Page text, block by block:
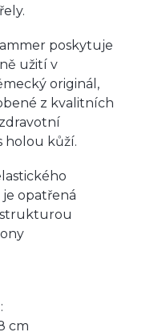
poskytuje
užití v
originál,
z kvalitních
holou kůží.
opatřená
cm